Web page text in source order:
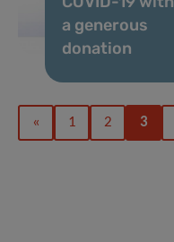
a generous
donation
« 1 2 3